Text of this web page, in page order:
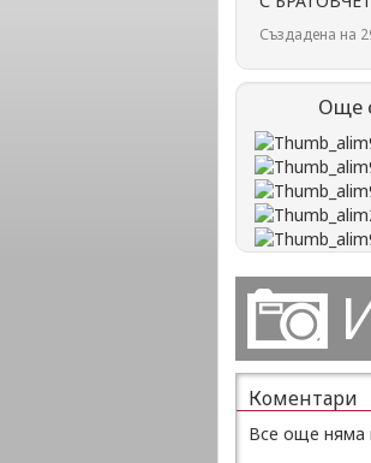
Създадена на
Още
Коментари
Все още няма